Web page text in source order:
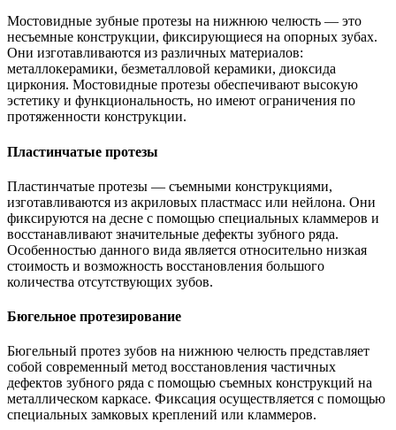
Мостовидные зубные протезы на нижнюю челюсть — это
несъемные конструкции, фиксирующиеся на опорных зубах.
Они изготавливаются из различных материалов:
металлокерамики, безметалловой керамики, диоксида
циркония. Мостовидные протезы обеспечивают высокую
эстетику и функциональность, но имеют ограничения по
протяженности конструкции.
Пластинчатые протезы
Пластинчатые протезы — съемными конструкциями,
изготавливаются из акриловых пластмасс или нейлона. Они
фиксируются на десне с помощью специальных кламмеров и
восстанавливают значительные дефекты зубного ряда.
Особенностью данного вида является относительно низкая
стоимость и возможность восстановления большого
количества отсутствующих зубов.
Бюгельное протезирование
Бюгельный протез зубов на нижнюю челюсть представляет
собой современный метод восстановления частичных
дефектов зубного ряда с помощью съемных конструкций на
металлическом каркасе. Фиксация осуществляется с помощью
специальных замковых креплений или кламмеров.